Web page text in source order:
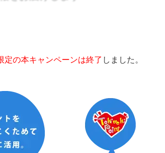
定の本キャンペーンは終了 しました。